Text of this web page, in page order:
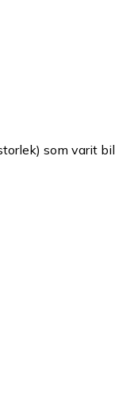
som varit